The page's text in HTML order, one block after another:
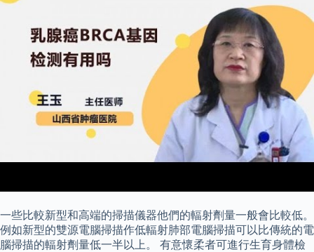
一些比較新型和高端的掃描儀器他們的輻射劑量一般會比較低。
例如新型的雙源電腦掃描作低輻射肺部電腦掃描可以比傳統的電
腦掃描的輻射劑量低一半以上。 有意懷柔者可進行生育身體檢